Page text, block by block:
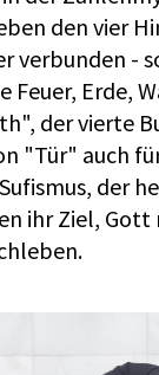
den vier
verbunden -
Erde,
der vierte
"Tür" auch
der
ihr Ziel, Gott